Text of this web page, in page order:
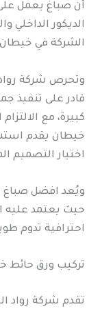
أن صباغ يعمل
الديكور الداخلي
الشركة في
وتحرص شركة
قادر على تنفيذ
كبيرة، مع
خيطان يقدم
اختيار التصميم
ويُعد افضل صباغ
حيث يعتمد عليه
احترافية تدوم
تركيب ورق حائط
تقدم شركة رواد